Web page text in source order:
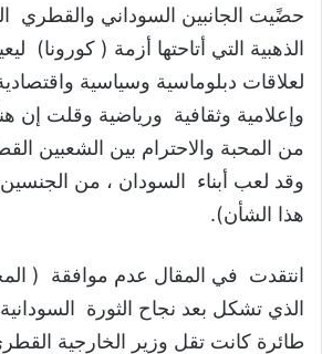
حضًيت الجانبين السوداني والقطري
الذهبية التي أتاحتها أزمة ( كورونا)
لعلاقات دبلوماسية وسياسية
وإعلامية وثقافية ورياضية وقلت إن
من المحبة والاحترام بين الشعبين
وقد لعب أبناء السودان ، من
هذا الشأن).
انتقدت في المقال عدم موافقة (
الذي تشكل بعد نجاح الثورة
طائرة كانت تقل وزير الخارجية